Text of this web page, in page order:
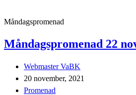
Måndagspromenad
Måndagspromenad 22
Inläggsförfattare:
Webmaster VaBK
Inlägget
publicerat:
20 november, 2021
Inläggskategori:
Promenad